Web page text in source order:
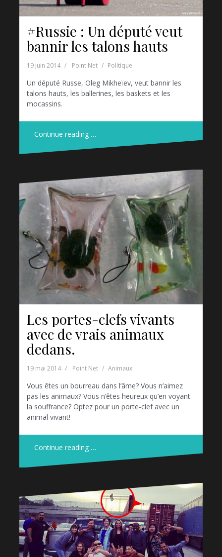
#Russie : Un député veut
bannir les talons hauts
19 juin 2014 Point Net Politique
Un député Russe, Oleg Mikheïev, veut bannir les
talons hauts, les ballerines, les baskets et les
mocassins.
Continue reading …
Les portes-clefs vivants
avec de vrais animaux
dedans.
19 mai 2014 Point Net Animaux
Vous êtes un bourreau dans l’âme? Vous n’aimez
pas les animaux? Vous n’êtes heureux qu’en voyant
la souffrance? Optez pour un porte-clef avec un
animal vivant!
Continue reading …